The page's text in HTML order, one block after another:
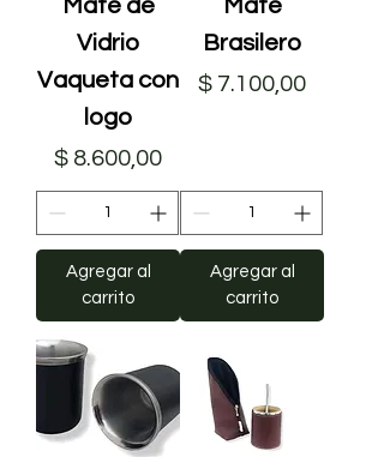
Mate de
Vidrio
Vaqueta con
logo
Precio
$ 8.600,00
Agregar al
carrito
Mate
Brasilero
Precio
$ 7.100,00
Agregar al
carrito